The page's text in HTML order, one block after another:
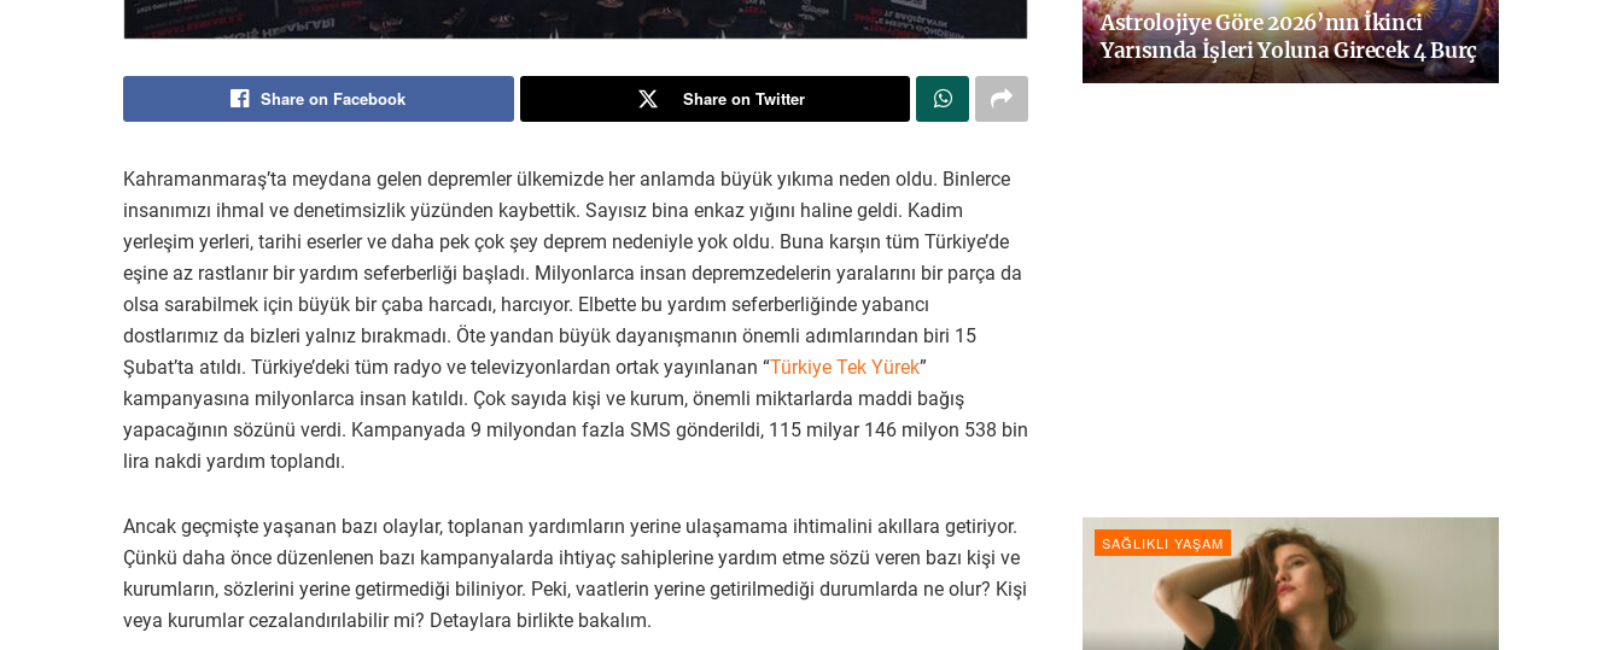
Share on Facebook Share on Twitter
Kahramanmaraş’ta meydana gelen depremler ülkemizde her anlamda büyük yıkıma neden oldu. Binlerce
insanımızı ihmal ve denetimsizlik yüzünden kaybettik. Sayısız bina enkaz yığını haline geldi. Kadim
yerleşim yerleri, tarihi eserler ve daha pek çok şey deprem nedeniyle yok oldu. Buna karşın tüm Türkiye’de
eşine az rastlanır bir yardım seferberliği başladı. Milyonlarca insan depremzedelerin yaralarını bir parça da
olsa sarabilmek için büyük bir çaba harcadı, harcıyor. Elbette bu yardım seferberliğinde yabancı
dostlarımız da bizleri yalnız bırakmadı. Öte yandan büyük dayanışmanın önemli adımlarından biri 15
Şubat’ta atıldı. Türkiye’deki tüm radyo ve televizyonlardan ortak yayınlanan “Türkiye Tek Yürek”
kampanyasına milyonlarca insan katıldı. Çok sayıda kişi ve kurum, önemli miktarlarda maddi bağış
yapacağının sözünü verdi. Kampanyada 9 milyondan fazla SMS gönderildi, 115 milyar 146 milyon 538 bin
lira nakdi yardım toplandı.
Ancak geçmişte yaşanan bazı olaylar, toplanan yardımların yerine ulaşamama ihtimalini akıllara getiriyor.
Çünkü daha önce düzenlenen bazı kampanyalarda ihtiyaç sahiplerine yardım etme sözü veren bazı kişi ve
kurumların, sözlerini yerine getirmediği biliniyor. Peki, vaatlerin yerine getirilmediği durumlarda ne olur? Kişi
veya kurumlar cezalandırılabilir mi? Detaylara birlikte bakalım.
Astrolojiye Göre 2026’nın İkinci
Yarısında İşleri Yoluna Girecek 4 Burç
SAĞLIKLI YAŞAM